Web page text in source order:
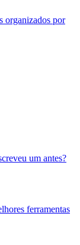
organizados por
um antes?
ferramentas